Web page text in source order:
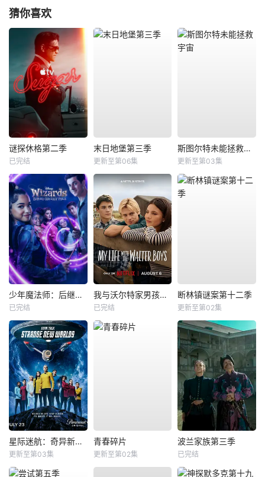
猜你喜欢
谜探休格第二季
已完结
末日地堡第三季
更新至第06集
斯图尔特未能拯救宇宙
更新至第03集
少年魔法师：后继者第三季
已完结
我与沃尔特家男孩的生活第三季
已完结
断林镇谜案第十二季
更新至第02集
星际迷航：奇异新世界第四季
更新至第03集
青春碎片
更新至第02集
波兰家族第三季
已完结